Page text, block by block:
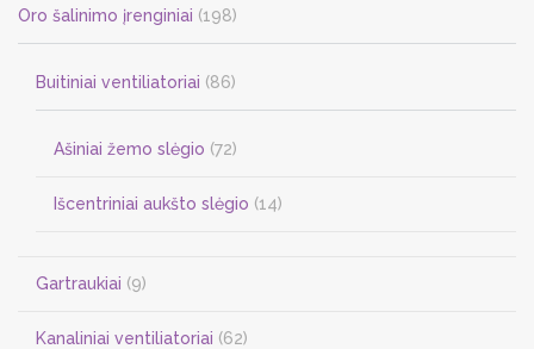
Oro šalinimo įrenginiai (198)
Buitiniai ventiliatoriai (86)
Ašiniai žemo slėgio (72)
Išcentriniai aukšto slėgio (14)
Gartraukiai (9)
Kanaliniai ventiliatoriai (62)